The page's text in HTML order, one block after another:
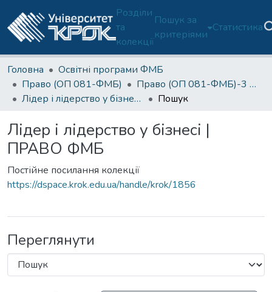
Розділи
та
колекції
Пошук за
критеріями
Статистика
Головна
Освітні програми ФМБ
Право (ОП 081-ФМБ)
Право (ОП 081-ФМБ)-3 курс
Лідер і лідерство у бізнесі | ПРАВО ФМБ
Пошук
Лідер і лідерство у бізнесі |
ПРАВО ФМБ
Постійне посилання колекції
https://dspace.krok.edu.ua/handle/krok/1856
Переглянути